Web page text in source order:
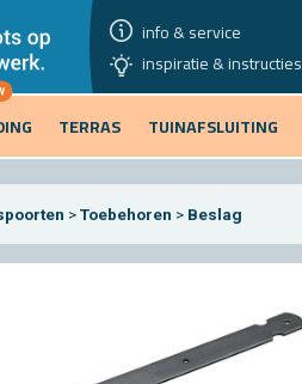
info & service
inspiratie & instructies
TERRAS TUINAFSLUITING
>Toebehoren > Beslag